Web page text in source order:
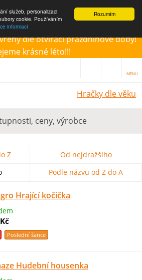
Rozumím
služeb, personalizaci
cookie. Používáním
informací
dle otvírací prázdninové doby!
krásné léto!!!
MENU
Hračky dle věku
ceny, výrobce
Z
Od nejdražšího
Podle názvu od Z do A
Hrající kočička
Poslední šance
Hudební housenka